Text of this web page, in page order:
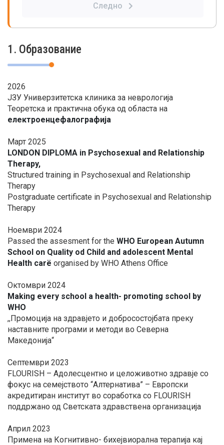
Следно
1. Образование
2026
ЈЗУ Универзитетска клиника за неврологија
Теоретска и практична обука од областа на
електроенцефалографија
Март 2025
LONDON DIPLOMA in Psychosexual and Relationship
Therapy,
Structured training in Psychosexual and Relationship
Therapy
Postgraduate certificate in Psychosexual and Relationship
Therapy
Ноември 2024
Passed the assesment for the WHO European Autumn
School on Quality od Child and adolescent Mental
Health carë organised by WHO Athens Office
Октомври 2024
Making every school a health- promoting school by
WHO
,,Промоција на здравјето и добросостојбата преку
наставните програми и методи во Северна
Македонија“
Септември 2023
FLOURISH – Адолесцентно и целоживотно здравје со
фокус на семејството “Алтернатива” – Европски
акредитиран институт во соработка со FLOURISH
поддржано од Светската здравствена организација
Април 2023
Примена на Когнитивно- бихејвиорална терапија кај